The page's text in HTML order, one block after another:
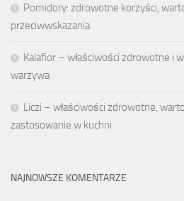
Pomidory: zdrowotne korzyści,
przeciwwskazania
Kalafior – właściwości zdrowotne i
warzywa
Liczi – właściwości zdrowotne,
zastosowanie w kuchni
NAJNOWSZE KOMENTARZE